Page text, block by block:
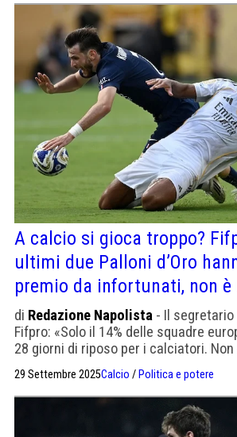
A calcio si gioca troppo?
ultimi due Palloni d’Oro
premio da infortunati, non è
di Redazione Napolista - Il
Fifpro: «Solo il 14% delle squadre
28 giorni di riposo per i calciatori.
29 Settembre 2025Calcio / Politica e potere